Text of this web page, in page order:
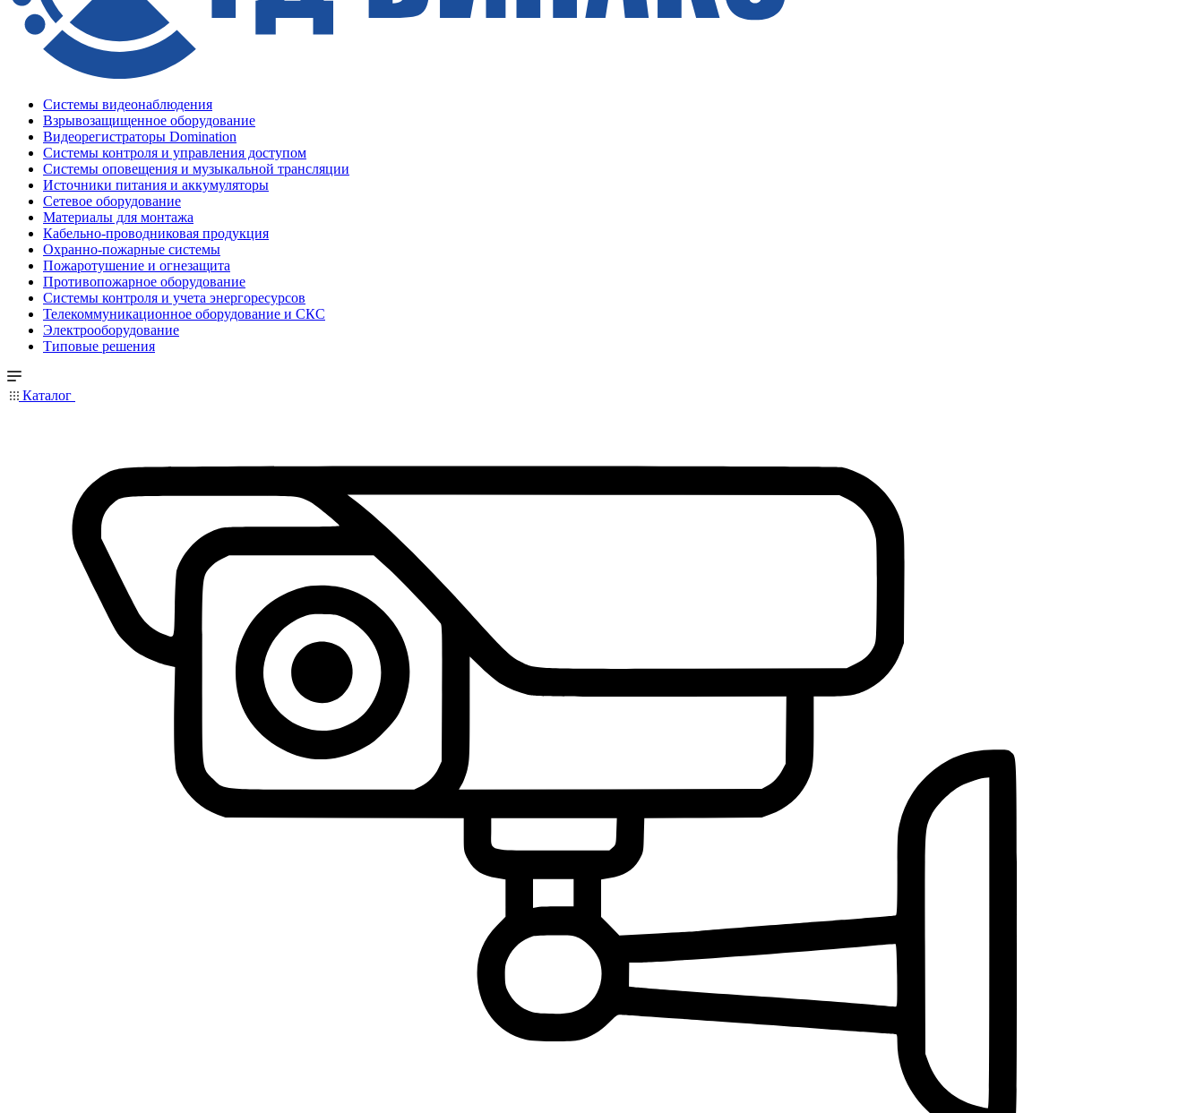
Системы видеонаблюдения
Взрывозащищенное оборудование
Видеорегистраторы Domination
Системы контроля и управления доступом
Системы оповещения и музыкальной трансляции
Источники питания и аккумуляторы
Сетевое оборудование
Материалы для монтажа
Кабельно-проводниковая продукция
Охранно-пожарные системы
Пожаротушение и огнезащита
Противопожарное оборудование
Системы контроля и учета энергоресурсов
Телекоммуникационное оборудование и СКС
Электрооборудование
Типовые решения
Каталог